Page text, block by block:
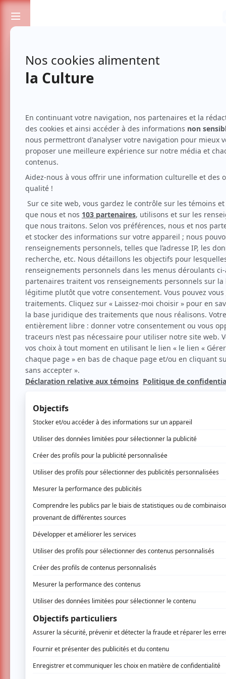
Passionnés de spectacles et de culture
Théâtre La Marjolaine
55, ch. du Théâtre,Eastman .
Courriel :info@lamarjolaine.info
Téléphone :
(450) 297-0237
http://www.lamarjolaine.info
LIRE LES ARTICLES
Nouvelles
Les théâtres d'été au Québec
aujourd'hui : la grande
BOUTIQUE
Musique
Les Costauds - Zap dans l'temps